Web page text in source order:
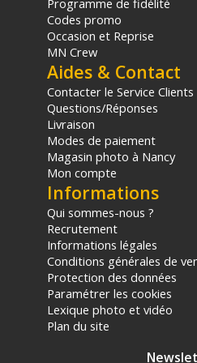
Amaran
Technique
CCT : 2,300K – 10,000K
CRI : 95+
TLCI : 95+
CQS : 94
SSI (Tungsten) : 83
SSI (D56) : 73
Puissance de Sortie Maximale :
Photométrie
2300K :
96 fc / 1034 Lux à 1 m (non
33 fc / 358 Lux à 1 m (avec dôme)
3200K :
100 fc / 1076 Lux à 1 m*
34 fc / 365 Lux à 1 m (avec dôme)
4300K :
139 fc / 1495 Lux à 1 m (non
Programme de fidélité
Codes promo
Occasion et Reprise
MN Crew
Aides & Contact
Contacter le Service Clients
Questions/Réponses
Livraison
Modes de paiement
Magasin photo à Nancy
Mon compte
Informations
Qui sommes-nous ?
Recrutement
Informations légales
Conditions générales de
Protection des données
Paramétrer les cookies
Lexique photo et vidéo
Plan du site